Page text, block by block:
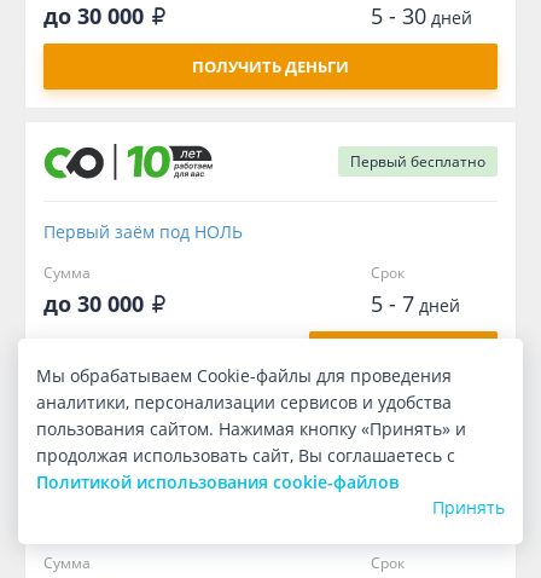
до 30 000 5 - 30дней
ПОЛУЧИТЬ ДЕНЬГИ
Первый бесплатно
Первый заём под НОЛЬ
Сумма
до 30 000
Срок
5 - 7дней
Первыйбесплатно
Сумма Срок
Мы обрабатываем Cookie-файлы для проведения
аналитики, персонализации сервисов и удобства
пользования сайтом. Нажимая кнопку «Принять» и
продолжая использовать сайт, Вы соглашаетесь с
Политикой использования cookie-файлов
Принять